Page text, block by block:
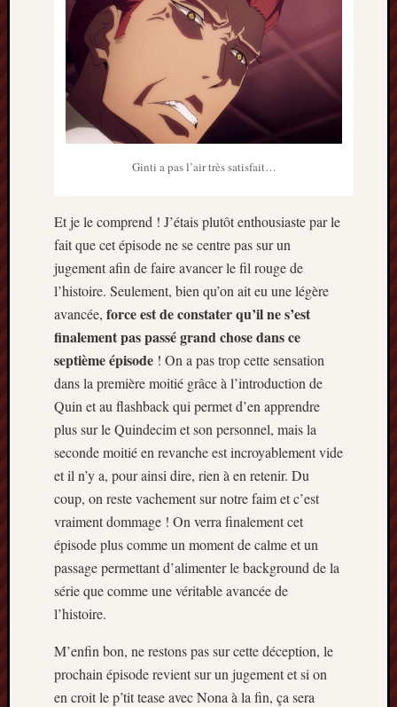
Ginti a pas l’air très satisfait…
Et je le comprend ! J’étais plutôt enthousiaste par le
fait que cet épisode ne se centre pas sur un
jugement afin de faire avancer le fil rouge de
l’histoire. Seulement, bien qu’on ait eu une légère
avancée, force est de constater qu’il ne s’est
finalement pas passé grand chose dans ce
septième épisode ! On a pas trop cette sensation
dans la première moitié grâce à l’introduction de
Quin et au flashback qui permet d’en apprendre
plus sur le Quindecim et son personnel, mais la
seconde moitié en revanche est incroyablement vide
et il n’y a, pour ainsi dire, rien à en retenir. Du
coup, on reste vachement sur notre faim et c’est
vraiment dommage ! On verra finalement cet
épisode plus comme un moment de calme et un
passage permettant d’alimenter le background de la
série que comme une véritable avancée de
l’histoire.
M’enfin bon, ne restons pas sur cette déception, le
prochain épisode revient sur un jugement et si on
en croit le p’tit tease avec Nona à la fin, ça sera